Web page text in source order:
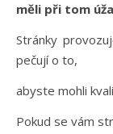
měli při tom
Stránky
pečují o to,
abyste mohli
Pokud se vám